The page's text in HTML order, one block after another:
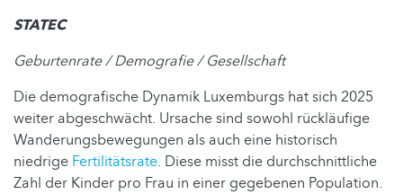
STATEC
Geburtenrate / Demografie / Gesellschaft
Die demografische Dynamik Luxemburgs hat sich 2025
weiter abgeschwächt. Ursache sind sowohl rückläufige
Wanderungsbewegungen als auch eine historisch
niedrige Fertilitätsrate. Diese misst die durchschnittliche
Zahl der Kinder pro Frau in einer gegebenen Population.